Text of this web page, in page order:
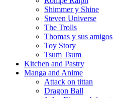
Shimmer y Shine
Steven Universe
The Trolls
Thomas y sus amigos
Toy Story
Tsum Tsum
Kitchen and Pastry
Manga and Anime
Attack on tittan
Dragon Ball